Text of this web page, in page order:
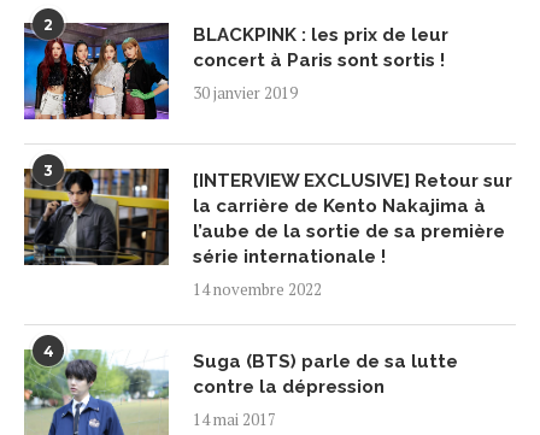
2
BLACKPINK : les prix de leur
concert à Paris sont sortis !
30 janvier 2019
3
[INTERVIEW EXCLUSIVE] Retour sur
la carrière de Kento Nakajima à
l’aube de la sortie de sa première
série internationale !
14 novembre 2022
4
Suga (BTS) parle de sa lutte
contre la dépression
14 mai 2017